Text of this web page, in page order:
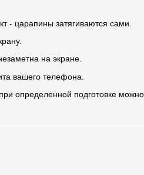
- царапины затягиваются сами.
на экране.
вашего телефона.
определенной подготовке